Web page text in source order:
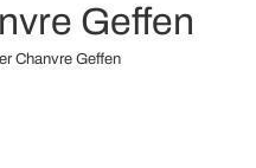
Geffen
Chanvre Geffen